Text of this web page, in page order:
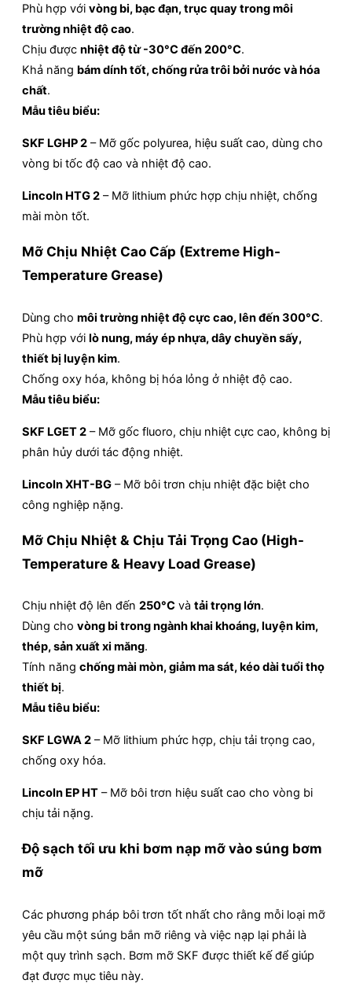
Phù hợp với vòng bi, bạc đạn, trục quay trong môi
trường nhiệt độ cao.
Chịu được nhiệt độ từ -30°C đến 200°C.
Khả năng bám dính tốt, chống rửa trôi bởi nước và hóa
chất.
Mẫu tiêu biểu:
SKF LGHP 2 – Mỡ gốc polyurea, hiệu suất cao, dùng cho
vòng bi tốc độ cao và nhiệt độ cao.
Lincoln HTG 2 – Mỡ lithium phức hợp chịu nhiệt, chống
mài mòn tốt.
Mỡ Chịu Nhiệt Cao Cấp (Extreme High-
Temperature Grease)
Dùng cho môi trường nhiệt độ cực cao, lên đến 300°C.
Phù hợp với lò nung, máy ép nhựa, dây chuyền sấy,
thiết bị luyện kim.
Chống oxy hóa, không bị hóa lỏng ở nhiệt độ cao.
Mẫu tiêu biểu:
SKF LGET 2 – Mỡ gốc fluoro, chịu nhiệt cực cao, không bị
phân hủy dưới tác động nhiệt.
Lincoln XHT-BG – Mỡ bôi trơn chịu nhiệt đặc biệt cho
công nghiệp nặng.
Mỡ Chịu Nhiệt & Chịu Tải Trọng Cao (High-
Temperature & Heavy Load Grease)
Chịu nhiệt độ lên đến 250°C và tải trọng lớn.
Dùng cho vòng bi trong ngành khai khoáng, luyện kim,
thép, sản xuất xi măng.
Tính năng chống mài mòn, giảm ma sát, kéo dài tuổi thọ
thiết bị.
Mẫu tiêu biểu:
SKF LGWA 2 – Mỡ lithium phức hợp, chịu tải trọng cao,
chống oxy hóa.
Lincoln EP HT – Mỡ bôi trơn hiệu suất cao cho vòng bi
chịu tải nặng.
Độ sạch tối ưu khi bơm nạp mỡ vào súng bơm
mỡ
Các phương pháp bôi trơn tốt nhất cho rằng mỗi loại mỡ
yêu cầu một súng bắn mỡ riêng và việc nạp lại phải là
một quy trình sạch. Bơm mỡ SKF được thiết kế để giúp
đạt được mục tiêu này.